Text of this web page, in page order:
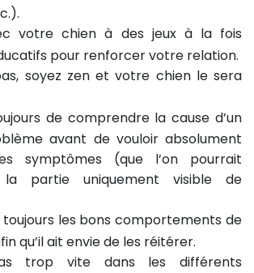
votre chien à des jeux à la fois
pour renforcer votre relation.
soyez zen et votre chien le sera
de comprendre la cause d’un
avant de vouloir absolument
symptômes (que l’on pourrait
partie uniquement visible de
toujours les bons comportements de
qu’il ait envie de les réitérer.
trop vite dans les différents